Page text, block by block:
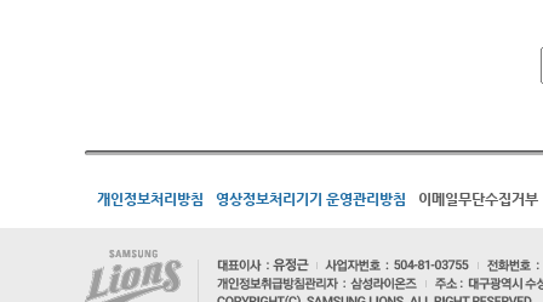
개인정보처리방침 영상정보처리기기 운영관리방침 이메일무단수집거부